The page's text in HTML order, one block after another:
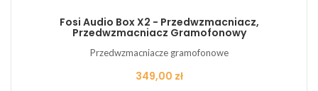
Fosi Audio Box X2 - Przedwzmacniacz,
Przedwzmacniacz Gramofonowy
Przedwzmacniacze gramofonowe
Cena
349,00 zł